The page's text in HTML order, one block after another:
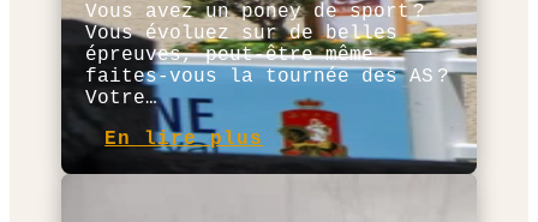
Vous avez un poney de sport ?
Vous évoluez sur de belles
épreuves, peut-être même
faites-vous la tournée des AS ?
Votre…
En lire plus